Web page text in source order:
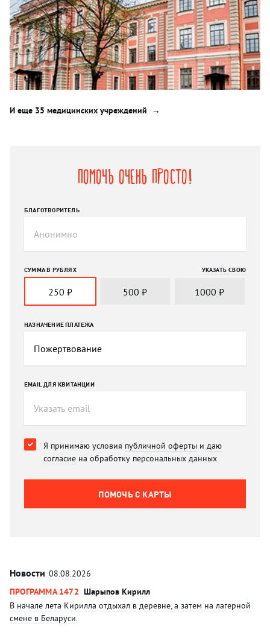
И еще 35 медицинских учреждений
Помочь очень просто!
БЛАГОТВОРИТЕЛЬ
СУММА В РУБЛЯХ
250 ₽ 500 ₽ 1000₽
УКАЗАТЬ СВОЮ
НАЗНАЧЕНИЕ ПЛАТЕЖА
EMAIL ДЛЯ КВИТАНЦИИ
Я принимаю условия публичной оферты и даю
согласие на обработку персональных данных
ПОМОЧЬ C КАРТЫ
Новости 08.08.2026
ПРОГРАММА 1472 Шарыпов Кирилл
В начале лета Кирилла отдыхал в деревне, а затем на лагерной
смене в Беларуси.